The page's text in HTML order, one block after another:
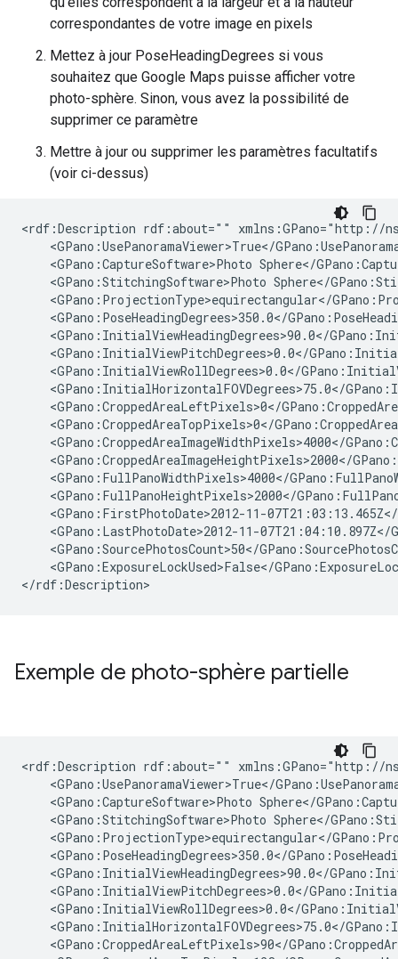
correspondantes de votre image en pixels
Mettez à jour PoseHeadingDegrees si vous
souhaitez que Google Maps puisse afficher votre
photo-sphère. Sinon, vous avez la possibilité de
supprimer ce paramètre
Mettre à jour ou supprimer les paramètres facultatifs
(voir ci-dessus)
<rdf:Description rdf:about="" xmlns:GPano="http://
<GPano:UsePanoramaViewer>True</
<GPano:CaptureSoftware>Photo Sphere</
<GPano:StitchingSoftware>Photo Sphere</
<GPano:ProjectionType>equirectangular</
<GPano:PoseHeadingDegrees>350.0</
<GPano:InitialViewHeadingDegrees>90.0</
<GPano:InitialViewPitchDegrees>0.0</
<GPano:InitialViewRollDegrees>0.0</
<GPano:InitialHorizontalFOVDegrees>75.0</
<GPano:CroppedAreaLeftPixels>0</
<GPano:CroppedAreaTopPixels>0</
<GPano:CroppedAreaImageWidthPixels>4000</
<GPano:CroppedAreaImageHeightPixels>2000</
<GPano:FullPanoWidthPixels>4000</
<GPano:FullPanoHeightPixels>2000</
<GPano:FirstPhotoDate>2012-11-
<GPano:LastPhotoDate>2012-11-
<GPano:SourcePhotosCount>50</
<GPano:ExposureLockUsed>False</
</rdf:Description>
Exemple de photo-sphère partielle
<rdf:Description rdf:about="" xmlns:GPano="http://
<GPano:UsePanoramaViewer>True</
<GPano:CaptureSoftware>Photo Sphere</
<GPano:StitchingSoftware>Photo Sphere</
<GPano:ProjectionType>equirectangular</
<GPano:PoseHeadingDegrees>350.0</
<GPano:InitialViewHeadingDegrees>90.0</
<GPano:InitialViewPitchDegrees>0.0</
<GPano:InitialViewRollDegrees>0.0</
<GPano:InitialHorizontalFOVDegrees>75.0</
<GPano:CroppedAreaLeftPixels>90</